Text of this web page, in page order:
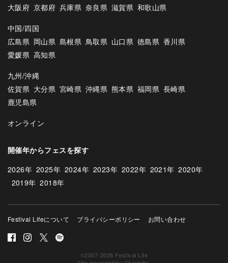
大阪府 京都府 兵庫県 奈良県 滋賀県 和歌山県
中国/四国
広島県 岡山県 島根県 鳥取県 山口県 徳島県 香川県
愛媛県 高知県
九州/沖縄
佐賀県 大分県 宮崎県 沖縄県 熊本県 福岡県 長崎県
鹿児島県
オンライン
開催年からフェスを探す
2026年 2025年 2024年 2023年 2022年 2021年 2020年
2019年 2018年
Festival Lifeについて プライバシーポリシー お問い合わせ
©2007-2026 Festival Life